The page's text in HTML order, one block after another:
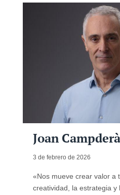
Joan
3 de febrero de 2026
«Nos mueve crear valor a
creatividad, la estrategia y